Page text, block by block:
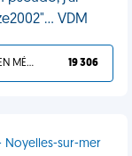
VDM
TU L'AS BIEN MÉRITÉ 19 306
Noyelles-sur-mer